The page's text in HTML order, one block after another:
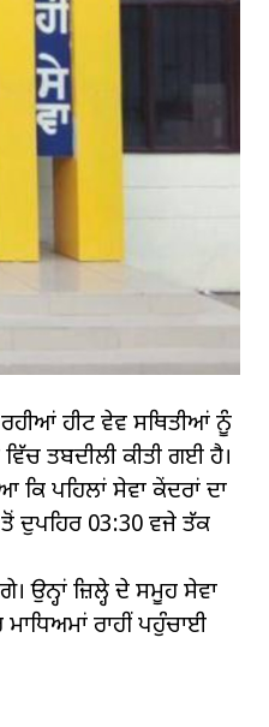
ਹੀਟ ਵੇਵ ਸਥਿਤੀਆਂ ਨੂੰ
ਤਬਦੀਲੀ ਕੀਤੀ ਗਈ ਹੈ।
ਪਹਿਲਾਂ ਸੇਵਾ ਕੇਂਦਰਾਂ ਦਾ
ਦੁਪਹਿਰ 03:30 ਵਜੇ ਤੱਕ
ਜ਼ਿਲ੍ਹੇ ਦੇ ਸਮੂਹ ਸੇਵਾ
ਰਾਹੀਂ ਪਹੁੰਚਾਈ